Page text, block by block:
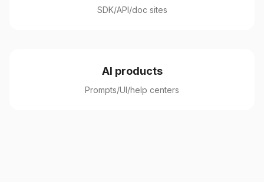
SDK/API/doc sites
AI products
Prompts/UI/help centers